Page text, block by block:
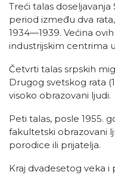
Treći talas
period između dva
1934—1939. Većina
industrijskim centrima
Četvrti talas srpskih
Drugog svetskog rata
visoko obrazovani ljudi.
Peti talas, posle 1955.
fakultetski obrazovani
porodice ili prijatelja.
Kraj dvadesetog veka i